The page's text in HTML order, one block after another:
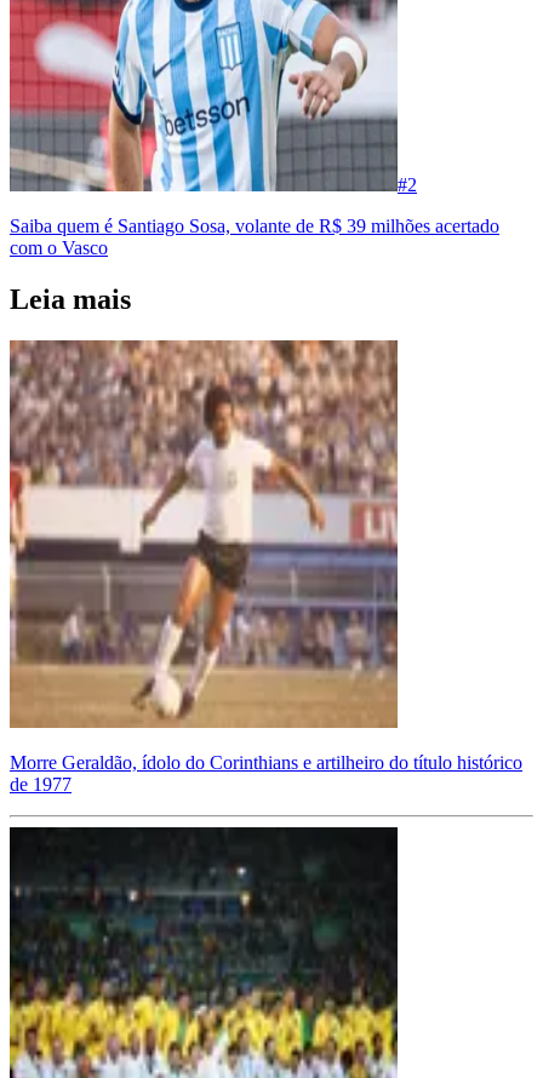
#2
Saiba quem é Santiago Sosa, volante de R$ 39 milhões acertado
com o Vasco
Leia mais
Morre Geraldão, ídolo do Corinthians e artilheiro do título histórico
de 1977